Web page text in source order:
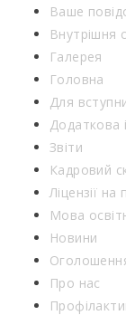
Ваше
Внутрішня
Галерея
Головна
Для
Додаткова
Звіти
Кадровий
Ліцензії
Мова
Новини
Про нас